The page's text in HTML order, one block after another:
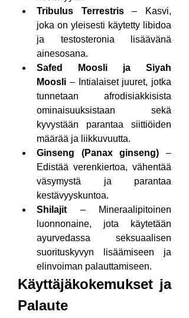
Tribulus Terrestris – Kasvi,
joka on yleisesti käytetty libidoa
ja testosteronia lisäävänä
ainesosana.
Safed Moosli ja Siyah
Moosli – Intialaiset juuret, jotka
tunnetaan afrodisiakkisista
ominaisuuksistaan sekä
kyvystään parantaa siittiöiden
määrää ja liikkuvuutta.
Ginseng (Panax ginseng) –
Edistää verenkiertoa, vähentää
väsymystä ja parantaa
kestävyyskuntoa.
Shilajit – Mineraalipitoinen
luonnonaine, jota käytetään
ayurvedassa seksuaalisen
suorituskyvyn lisäämiseen ja
elinvoiman palauttamiseen.
Käyttäjäkokemukset ja
Palaute